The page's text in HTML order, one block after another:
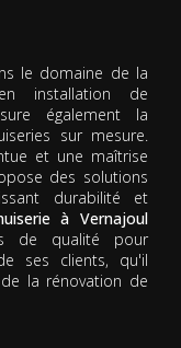
le domaine de la
installation de
également la
sur mesure.
et une maîtrise
des solutions
durabilité et
à Vernajoul
de qualité pour
ses clients, qu'il
la rénovation de